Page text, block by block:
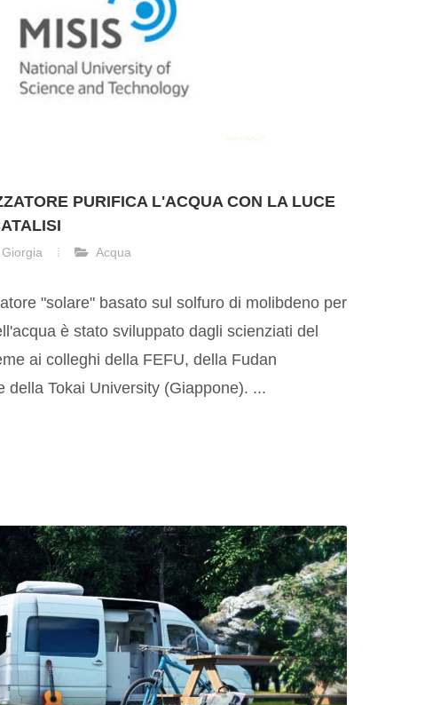
PURIFICA L'ACQUA CON LA LUCE
Giorgia Acqua
"solare" basato sul solfuro di molibdeno per
è stato sviluppato dagli scienziati del
ai colleghi della FEFU, della Fudan
della Tokai University (Giappone). ...